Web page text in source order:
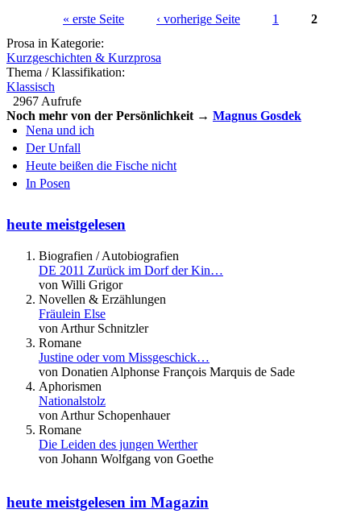
Seiten
« erste Seite ‹ vorherige Seite 1
2
Prosa in Kategorie:
Kurzgeschichten & Kurzprosa
Thema / Klassifikation:
Klassisch
2967 Aufrufe
Noch mehr von der Persönlichkeit → Magnus Gosdek
Nena und ich
Der Unfall
Heute beißen die Fische nicht
In Posen
heute meistgelesen
Biografien / Autobiografien
DE 2011 Zurück im Dorf der Kin…
von Willi Grigor
Novellen & Erzählungen
Fräulein Else
von Arthur Schnitzler
Romane
Justine oder vom Missgeschick…
von Donatien Alphonse François Marquis de Sade
Aphorismen
Nationalstolz
von Arthur Schopenhauer
Romane
Die Leiden des jungen Werther
von Johann Wolfgang von Goethe
heute meistgelesen im Magazin